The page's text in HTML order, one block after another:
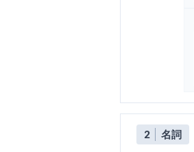
2 名詞